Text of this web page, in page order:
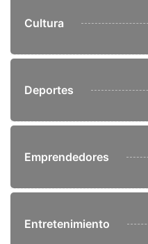
Cultura
Deportes
Emprendedores
Entretenimiento